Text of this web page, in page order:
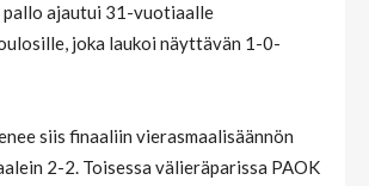
pallo ajautui 31-vuotiaalle
joka laukoi näyttävän 1-0-
siis finaaliin vierasmaalisäännön
2-2. Toisessa välieräparissa PAOK